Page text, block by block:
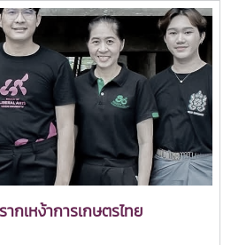
แข่งขันทั้ง 13 คน จาก 8
แนวคิดอันสร้างสรรค์ ความมุ่งมั่น
าประทับใจ นอกจากนี้ ขอแสดง
อคณะกรรมการผู้ทรงคุณวุฒิ
ทุกท่านที่มีส่วนร่วมทำให้กิจกรรมใน
างงดงามขอแสดงความยินดีกับผู้เข้า
ทและการแสดงศักยภาพอันโดด
ป็นพิเศษแก่ผู้ได้รับรางวัล ดังนี้
ลุงทอน - มหาวิทยาลัยราชภัฏ
อันดับ 1: นางสาวธนัญชกร ศาตระ
รางวัลรองชนะเลิศ อันดับ 2:
กเหง้าการเกษตรไทย